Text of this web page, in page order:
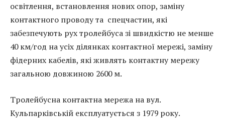
освітлення, встановлення нових опор, заміну
контактного проводу та спецчастин, які
забезпечують рух тролейбуса зі швидкістю не менше
40 км/год на усіх ділянках контактної мережі, заміну
фідерних кабелів, які живлять контактну мережу
загальною довжиною 2600 м.
Тролейбусна контактна мережа на вул.
Кульпарківській експлуатується з 1979 року.